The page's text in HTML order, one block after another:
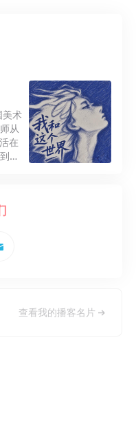
美术
从
在
孤
查看我的播客名片